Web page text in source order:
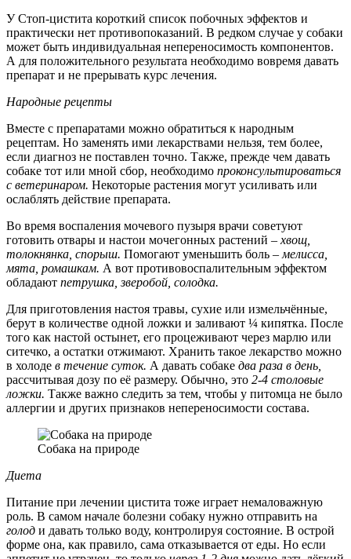
У Стоп-цистита короткий список побочных эффектов и
практически нет противопоказаний. В редком случае у собаки
может быть индивидуальная непереносимость компонентов.
А для положительного результата необходимо вовремя давать
препарат и не прерывать курс лечения.
Народные рецепты
Вместе с препаратами можно обратиться к народным
рецептам. Но заменять ими лекарствами нельзя, тем более,
если диагноз не поставлен точно. Также, прежде чем давать
собаке тот или мной сбор, необходимо проконсультироваться
с ветеринаром. Некоторые растения могут усиливать или
ослаблять действие препарата.
Во время воспаления мочевого пузыря врачи советуют
готовить отвары и настои мочегонных растений – хвощ,
толокнянка, спорыш. Помогают уменьшить боль – мелисса,
мята, ромашкам. А вот противовоспалительным эффектом
обладают петрушка, зверобой, солодка.
Для приготовления настоя травы, сухие или измельчённые,
берут в количестве одной ложки и заливают ¼ кипятка. После
того как настой остынет, его процеживают через марлю или
ситечко, а остатки отжимают. Хранить такое лекарство можно
в холоде в течение суток. А давать собаке два раза в день,
рассчитывая дозу по её размеру. Обычно, это 2-4 столовые
ложки. Также важно следить за тем, чтобы у питомца не было
аллергии и других признаков непереносимости состава.
Собака на природе
Диета
Питание при лечении цистита тоже играет немаловажную
роль. В самом начале болезни собаку нужно отправить на
голод и давать только воду, контролируя состояние. В острой
форме она, как правило, сама отказывается от еды. Но если